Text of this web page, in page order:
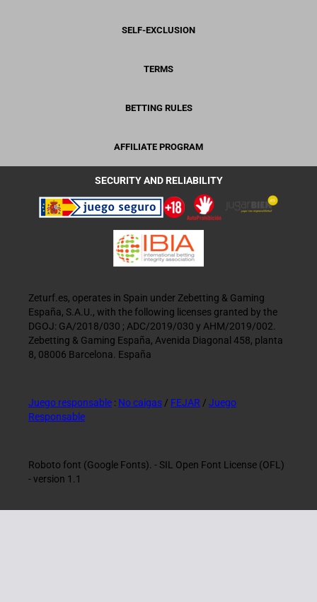
SELF-EXCLUSION
TERMS
BETTING RULES
AFFILIATE PROGRAM
SECURITY AND RELIABILITY
Zeturf.es, operates in Spain under Zebetting & Gaming
España, S.A.U., with the following licenses granted by the
DGOJ: GA/2018/030 ; ADC/2019/030 y AHM/2019/002.
Zebetting & Gaming España, Avenida Diagonal 458, planta
8, 08006 Barcelona. España
Juego responsable : No caigas / FEJAR / Juego
Responsable
Roboto font (Google Fonts). - SIL Open Font License (OFL)
- version 1.1